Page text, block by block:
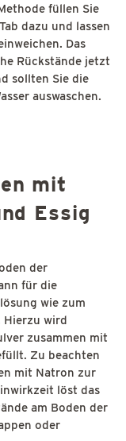
füllen Sie
dazu und lassen
Das
Rückstände jetzt
sollten Sie die
auswaschen.
mit
Essig
der
für die
wie zum
Hierzu wird
zusammen mit
Zu beachten
mit Natron zur
löst das
am Boden der
oder